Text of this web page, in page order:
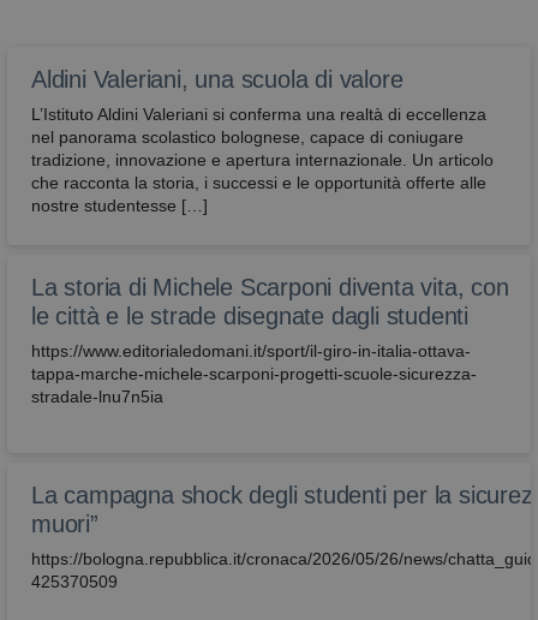
Aldini Valeriani, una scuola di valore
L’Istituto Aldini Valeriani si conferma una realtà di eccellenza
nel panorama scolastico bolognese, capace di coniugare
tradizione, innovazione e apertura internazionale. Un articolo
che racconta la storia, i successi e le opportunità offerte alle
nostre studentesse […]
La storia di Michele Scarponi diventa vita, con
le città e le strade disegnate dagli studenti
https://www.editorialedomani.it/sport/il-giro-in-italia-ottava-
tappa-marche-michele-scarponi-progetti-scuole-sicurezza-
stradale-lnu7n5ia
La campagna shock degli studenti per la
muori”
https://bologna.repubblica.it/cronaca/2026/05/26/news/
425370509